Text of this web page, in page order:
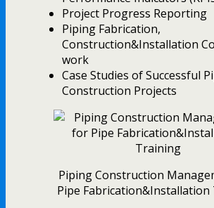
Project Progress Reporting
Piping Fabrication,
Construction&Installation
work
Case Studies of Successful
Construction Projects
Piping Construction
Pipe